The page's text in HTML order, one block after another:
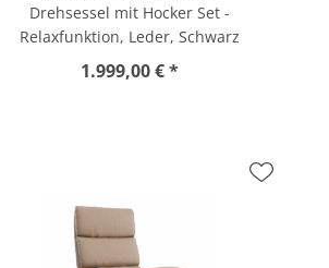
Drehsessel mit Hocker Set -
Relaxfunktion, Leder, Schwarz
1.999,00 € *